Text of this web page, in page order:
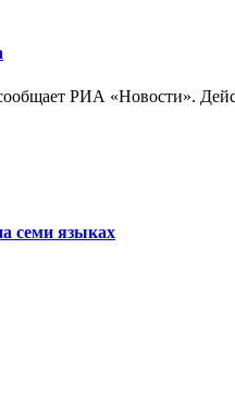
РИА «Новости».
семи языках